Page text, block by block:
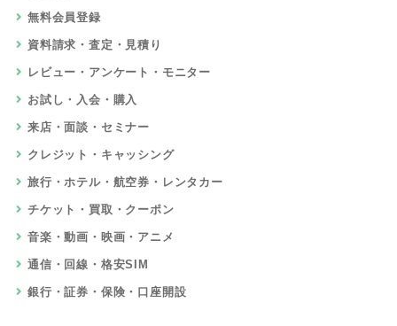
無料会員登録
資料請求・査定・見積り
レビュー・アンケート・モニター
お試し・入会・購入
来店・面談・セミナー
クレジット・キャッシング
旅行・ホテル・航空券・レンタカー
チケット・買取・クーポン
音楽・動画・映画・アニメ
通信・回線・格安SIM
銀行・証券・保険・口座開設